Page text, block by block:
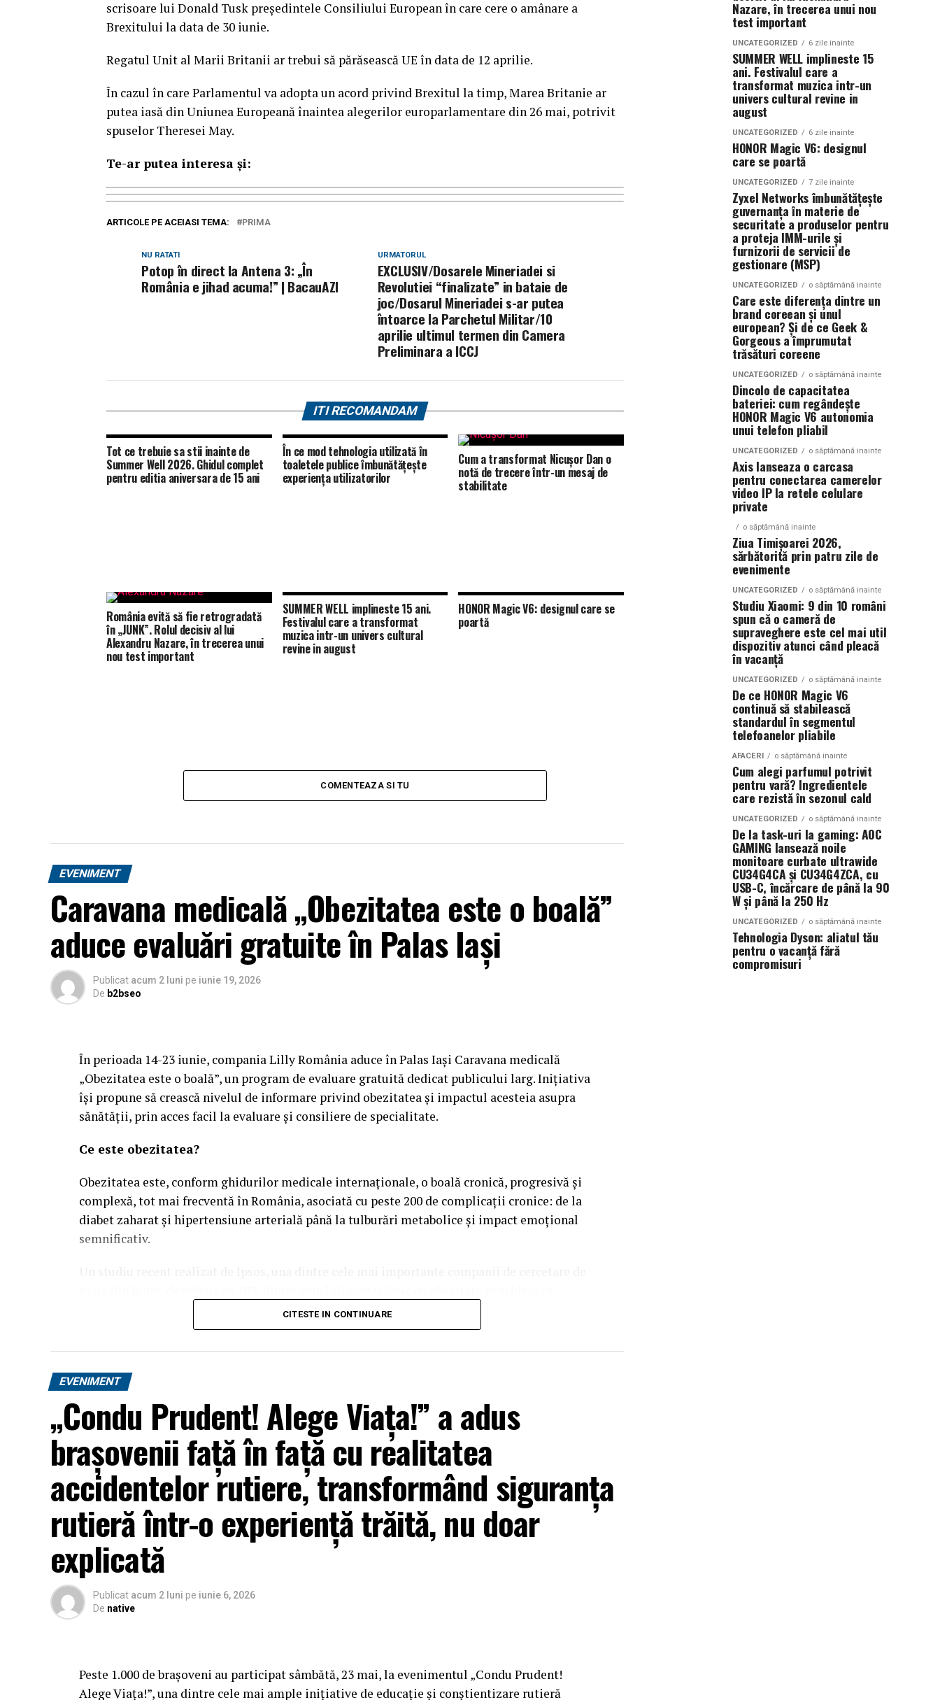
scrisoare lui Donald Tusk președintele Consiliului European în care cere o amânare a
Brexitului la data de 30 iunie.
Regatul Unit al Marii Britanii ar trebui să părăsească UE în data de 12 aprilie.
În cazul în care Parlamentul va adopta un acord privind Brexitul la timp, Marea Britanie ar
putea iasă din Uniunea Europeană înaintea alegerilor europarlamentare din 26 mai, potrivit
spuselor Theresei May.
Te-ar putea interesa și:
ARTICOLE PE ACEIASI TEMA: PRIMA
URMATORUL
EXCLUSIV/Dosarele Mineriadei si
Revolutiei “finalizate” in bataie de
joc/Dosarul Mineriadei s-ar putea
întoarce la Parchetul Militar/10
aprilie ultimul termen din Camera
Preliminara a ICCJ
NU RATATI
Potop în direct la Antena 3: „În
România e jihad acuma!” | BacauAZI
ITI RECOMANDAM
Tot ce trebuie sa stii inainte de
Summer Well 2026. Ghidul complet
pentru editia aniversara de 15 ani
În ce mod tehnologia utilizată în
toaletele publice îmbunătățește
experiența utilizatorilor
Cum a transformat Nicușor Dan o
notă de trecere într-un mesaj de
stabilitate
România evită să fie retrogradată
în „JUNK”. Rolul decisiv al lui
Alexandru Nazare, în trecerea unui
nou test important
SUMMER WELL implineste 15 ani.
Festivalul care a transformat
muzica intr-un univers cultural
revine in august
HONOR Magic V6: designul care se
poartă
COMENTEAZA SI TU
EVENIMENT
Caravana medicală „Obezitatea este o boală”
aduce evaluări gratuite în Palas Iași
Publicat acum 2 luni pe iunie 19, 2026
De b2bseo
În perioada 14-23 iunie, compania Lilly România aduce în Palas Iași Caravana medicală
„Obezitatea este o boală”, un program de evaluare gratuită dedicat publicului larg. Inițiativa
își propune să crească nivelul de informare privind obezitatea și impactul acesteia asupra
sănătății, prin acces facil la evaluare și consiliere de specialitate.
Ce este obezitatea?
Obezitatea este, conform ghidurilor medicale internaționale, o boală cronică, progresivă și
complexă, tot mai frecventă în România, asociată cu peste 200 de complicații cronice: de la
diabet zaharat și hipertensiune arterială până la tulburări metabolice și impact emoțional
semnificativ.
afecțiunea lor „se poate preveni prin alegeri personale” – cea mai mare cifră din toate țările
studiate și cu mult peste media globală de 66%. Această cifră subliniază nevoia de a înțelege
că, dincolo de stilul de viață, există o rezistență biologică ce face procesul de slăbire dificil
CITESTE IN CONTINUARE
EVENIMENT
„Condu Prudent! Alege Viața!” a adus
brașovenii față în față cu realitatea
accidentelor rutiere, transformând siguranța
rutieră într-o experiență trăită, nu doar
explicată
Publicat acum 2 luni pe iunie 6, 2026
De native
Peste 1.000 de brașoveni au participat sâmbătă, 23 mai, la evenimentul „Condu Prudent!
Alege Viața!”, una dintre cele mai ample inițiative de educație și conștientizare rutieră
Nazare, în trecerea unui nou
test important
UNCATEGORIZED 6 zile inainte
SUMMER WELL implineste 15
ani. Festivalul care a
transformat muzica intr-un
univers cultural revine in
august
UNCATEGORIZED 6 zile inainte
HONOR Magic V6: designul
care se poartă
UNCATEGORIZED 7 zile inainte
Zyxel Networks îmbunătățește
guvernanța în materie de
securitate a produselor pentru
a proteja IMM-urile și
furnizorii de servicii de
gestionare (MSP)
UNCATEGORIZED o săptămână inainte
Care este diferența dintre un
brand coreean și unul
european? Și de ce Geek &
Gorgeous a împrumutat
trăsături coreene
UNCATEGORIZED o săptămână inainte
Dincolo de capacitatea
bateriei: cum regândește
HONOR Magic V6 autonomia
unui telefon pliabil
UNCATEGORIZED o săptămână inainte
Axis lanseaza o carcasa
pentru conectarea camerelor
video IP la retele celulare
private
o săptămână inainte
Ziua Timișoarei 2026,
sărbătorită prin patru zile de
evenimente
UNCATEGORIZED o săptămână inainte
Studiu Xiaomi: 9 din 10 români
spun că o cameră de
supraveghere este cel mai util
dispozitiv atunci când pleacă
în vacanță
UNCATEGORIZED o săptămână inainte
De ce HONOR Magic V6
continuă să stabilească
standardul în segmentul
telefoanelor pliabile
AFACERI o săptămână inainte
Cum alegi parfumul potrivit
pentru vară? Ingredientele
care rezistă în sezonul cald
UNCATEGORIZED o săptămână inainte
De la task-uri la gaming: AOC
GAMING lansează noile
monitoare curbate ultrawide
CU34G4CA și CU34G4ZCA, cu
USB-C, încărcare de până la 90
W și până la 250 Hz
UNCATEGORIZED o săptămână inainte
Tehnologia Dyson: aliatul tău
pentru o vacanță fără
compromisuri